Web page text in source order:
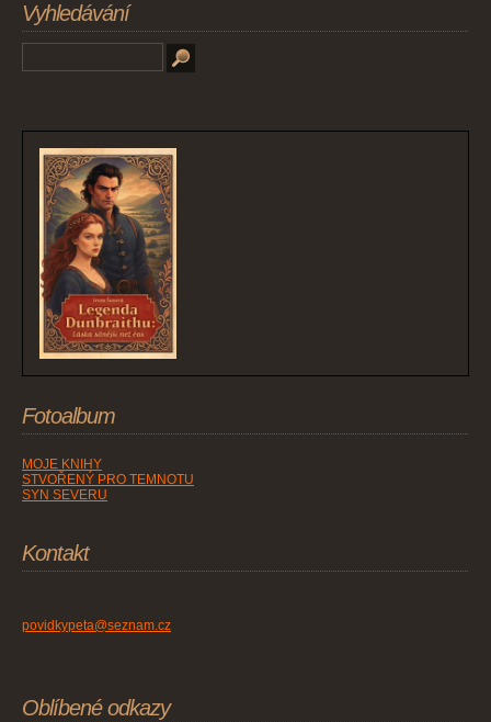
Vyhledávání
Fotoalbum
MOJE KNIHY
STVOŘENÝ PRO TEMNOTU
SYN SEVERU
Kontakt
povidkypeta@seznam.cz
Oblíbené odkazy